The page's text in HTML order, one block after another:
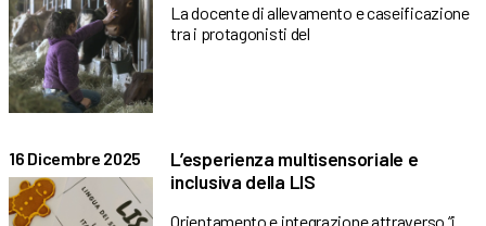
La docente di allevamento e caseificazione
tra i protagonisti del
16 Dicembre 2025
L’esperienza multisensoriale e
inclusiva della LIS
Orientamento e integrazione attraverso “i